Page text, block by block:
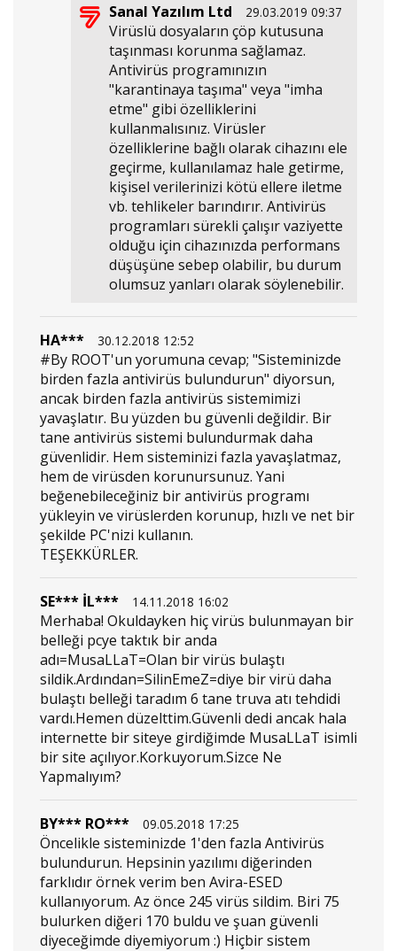
Sanal Yazılım Ltd 29.03.2019 09:37
Virüslü dosyaların çöp kutusuna
taşınması korunma sağlamaz.
Antivirüs programınızın
"karantinaya taşıma" veya "imha
etme" gibi özelliklerini
kullanmalısınız. Virüsler
özelliklerine bağlı olarak cihazını ele
geçirme, kullanılamaz hale getirme,
kişisel verilerinizi kötü ellere iletme
vb. tehlikeler barındırır. Antivirüs
programları sürekli çalışır vaziyette
olduğu için cihazınızda performans
düşüşüne sebep olabilir, bu durum
olumsuz yanları olarak söylenebilir.
HA*** 30.12.2018 12:52
#By ROOT'un yorumuna cevap; "Sisteminizde
birden fazla antivirüs bulundurun" diyorsun,
ancak birden fazla antivirüs sistemimizi
yavaşlatır. Bu yüzden bu güvenli değildir. Bir
tane antivirüs sistemi bulundurmak daha
güvenlidir. Hem sisteminizi fazla yavaşlatmaz,
hem de virüsden korunursunuz. Yani
beğenebileceğiniz bir antivirüs programı
yükleyin ve virüslerden korunup, hızlı ve net bir
şekilde PC'nizi kullanın.
TEŞEKKÜRLER.
SE*** İL*** 14.11.2018 16:02
Merhaba! Okuldayken hiç virüs bulunmayan bir
belleği pcye taktık bir anda
adı=MusaLLaT=Olan bir virüs bulaştı
sildik.Ardından=SilinEmeZ=diye bir virü daha
bulaştı belleği taradım 6 tane truva atı tehdidi
vardı.Hemen düzelttim.Güvenli dedi ancak hala
internette bir siteye girdiğimde MusaLLaT isimli
bir site açılıyor.Korkuyorum.Sizce Ne
Yapmalıyım?
BY*** RO*** 09.05.2018 17:25
Öncelikle sisteminizde 1'den fazla Antivirüs
bulundurun. Hepsinin yazılımı diğerinden
farklıdır örnek verim ben Avira-ESED
kullanıyorum. Az önce 245 virüs sildim. Biri 75
bulurken diğeri 170 buldu ve şuan güvenli
diyeceğimde diyemiyorum :) Hiçbir sistem